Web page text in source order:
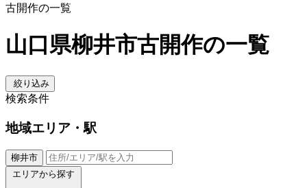
古開作の一覧
山口県柳井市古開作の一覧
絞り込み
検索条件
地域エリア・駅
柳井市
エリアから探す